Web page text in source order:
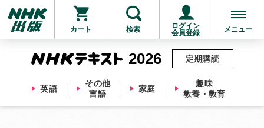
カート 検索
ログイン
会員登録
メニュー
2026
英語
その他
言語
家庭
趣味
教養・教育
定期購読